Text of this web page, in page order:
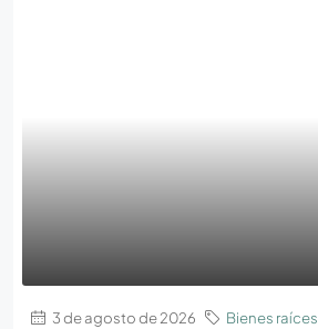
3 de agosto de 2026 Bienes raíces